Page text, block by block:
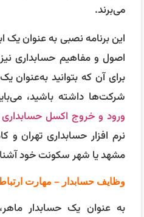
می‌برند.
این برنامه نصبی به عنوان یک
اصول و مفاهیم حسابداری
برای آن که بتوانید به‌عنوان
شرکت‌ها داشته باشید،
ورود و خروج اکسل حسابداری
نرم افزار حسابداری تهران و
مشهد یا شهر سکونت خود
وظایف حسابدار – مهارت
به عنوان یک حسابدار ماهر،